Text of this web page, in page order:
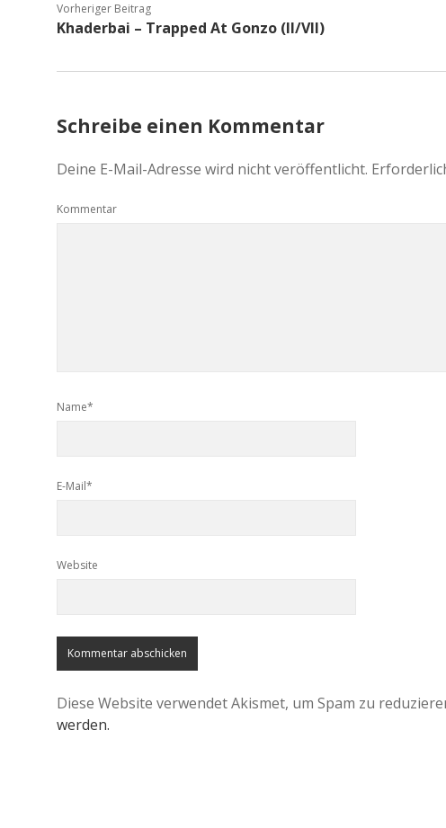
Vorheriger Beitrag
Khaderbai – Trapped At Gonzo (II/VII)
Schreibe einen Kommentar
Deine E-Mail-Adresse wird nicht veröffentlicht.
Kommentar
Name*
E-Mail*
Website
Diese Website verwendet Akismet, um Spam zu
werden.